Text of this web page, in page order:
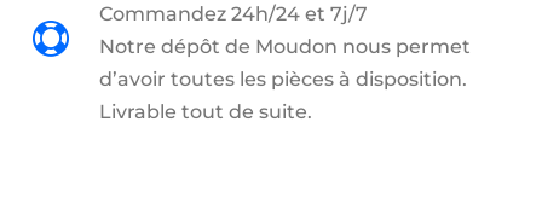

Commandez 24h/24 et 7j/7
Notre dépôt de Moudon nous permet
d’avoir toutes les pièces à disposition.
Livrable tout de suite.